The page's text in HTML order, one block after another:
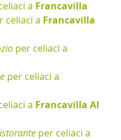
a Francavilla
celiaci a Francavilla
per celiaci a
per celiaci a
a Francavilla Al
per celiaci a